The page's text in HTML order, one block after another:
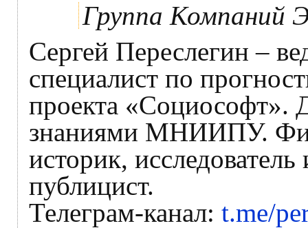
Группа Компаний
Сергей Переслегин –
специалист по
проекта «Социософт».
знаниями МНИИПУ.
историк,
публицист.
Телеграм-канал: t.me/